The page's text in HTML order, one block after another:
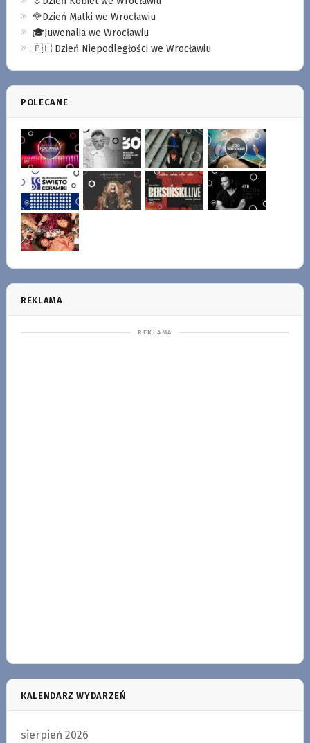
🌹Dzień Matki we Wrocławiu
🎓Juwenalia we Wrocławiu
🇵🇱 Dzień Niepodległości we Wrocławiu
POLECANE
REKLAMA
KALENDARZ WYDARZEŃ
sierpień 2026